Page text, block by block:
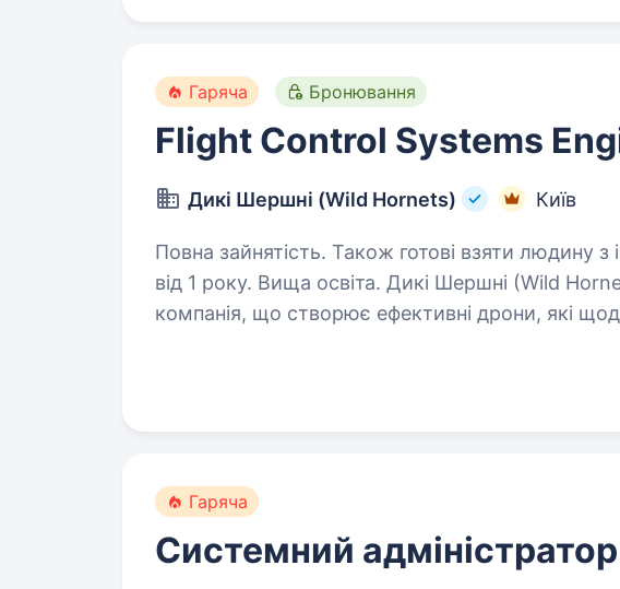
Гаряча Бронювання
Flight Control Systems
Дикі Шершні (Wild Hornets) Київ
Повна зайнятість. Також готові взяти людину з
від 1 року. Вища освіта. Дикі Шершні (Wild Hornets) — українська miltech-
компанія, що створює ефективні дрони, які
Гаряча
Системний адміністратор